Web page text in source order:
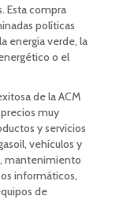
Esta compra
políticas
energia verde, la
o el
de la ACM
muy
y servicios
vehículos y
mantenimiento
informáticos,
de